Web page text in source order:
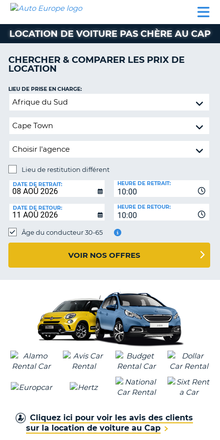
LOCATION
VOITURE
CAMPING-
CAR
CLIENT
AUTO
EUROPE
LOCATION
VOITURE
CAMPING-
CAR
PARTENAIRES
SUPPORT
CLIENT
COMPTE
MA
LOCATION DE VOITURE PAS CHÈRE AU CAP
CHERCHER & COMPARER LES PRIX DE
LOCATION
Lieu
restitution
différent
LIEU DE PRISE EN CHARGE:
Lieu de restitution différent
DE
RESTITUTION:
DATE DE RETRAIT:
10:00
HEURE DE RETRAIT:
DATE DE RETOUR:
10:00
HEURE DE RETOUR:
Âge du conducteur 30-65
VOIR NOS OFFRES
Cliquez ici pour voir les avis des clients
sur la location de voiture au Cap